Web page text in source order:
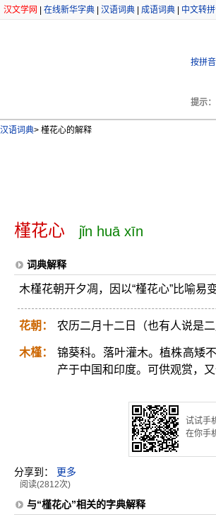
汉文学网 在线新华字典 汉语词典 成语词典 中文转
按拼
提示：
汉语词典> 槿花心的解释
槿花心 jǐn huā xīn
词典解释
木槿花朝开夕凋，因以“槿花心”比喻易
花朝： 农历二月十二日（也有人说是
木槿：
锦葵科。落叶灌木。植株高矮
产于中国和印度。可供观赏，
试试手
在你手
分享到： 更多
阅读(2812次)
与“槿花心”相关的字典解释